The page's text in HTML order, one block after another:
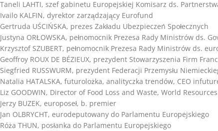
Taneli LAHTI, szef gabinetu Europejskiej Komisarz ds.
Ivailo KALFIN, dyrektor zarządzający Eurofund
Gertruda UŚCIŃSKA, prezes Zakładu Ubezpieczeń Społecznych
Justyna ORŁOWSKA, pełnomocnik Prezesa Rady Ministrów ds.
Krzysztof SZUBERT, pełnomocnik Prezesa Rady Ministrów ds.
Geoffroy ROUX DE BÉZIEUX, prezydent Stowarzyszenia Firm
Siegfried RUSSWURM, prezydent Federacji Przemysłu
Natalia HATALSKA, futurolożka, analityczka trendów, CEO
Liz GOODWIN, Director of Food Loss and Waste, World
Jerzy BUZEK, europoseł, b. premier
Jan OLBRYCHT, eurodeputowany do Parlamentu Europejskiego
Róża THUN, posłanka do Parlamentu Europejskiego